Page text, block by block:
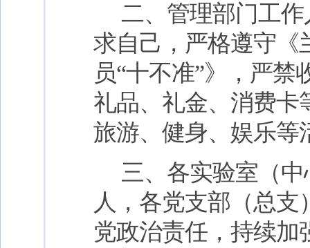
二、管理部门工
求自己，严格遵守《
员“十不准”》，严
礼品、礼金、消费卡
旅游、健身、娱乐等
三、各实验室（
人，各党支部（总
党政治责任，持续加